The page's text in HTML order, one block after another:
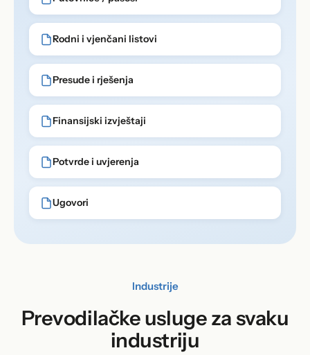
Rodni i vjenčani listovi
Presude i rješenja
Finansijski izvještaji
Potvrde i uvjerenja
Ugovori
Industrije
Prevodilačke usluge za svaku
industriju